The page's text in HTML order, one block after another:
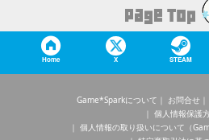
Home X STEAM
Game*Sparkについて お問合せ
個人情報保護
個人情報の取り扱いについて（